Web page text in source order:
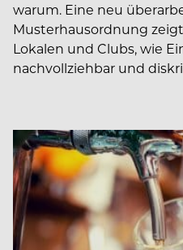
warum. Eine neu
Musterhausordnung
Lokalen und Clubs, wie
nachvollziehbar und